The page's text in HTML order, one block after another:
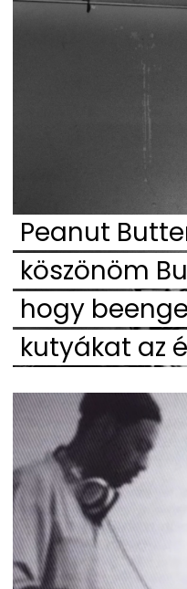
Peanut
köszönöm
hogy
kutyákat az